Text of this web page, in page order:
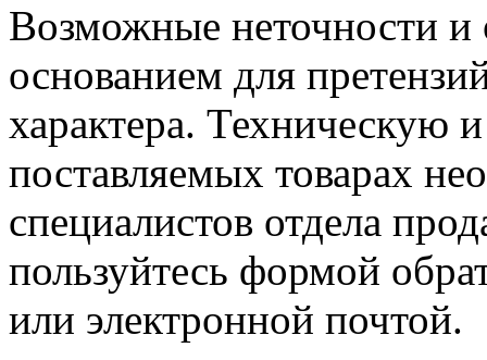
Возможные неточности и
основанием для
характера.
поставляемых товарах
специалистов отдела
пользуйтесь формой
или электронной почтой.